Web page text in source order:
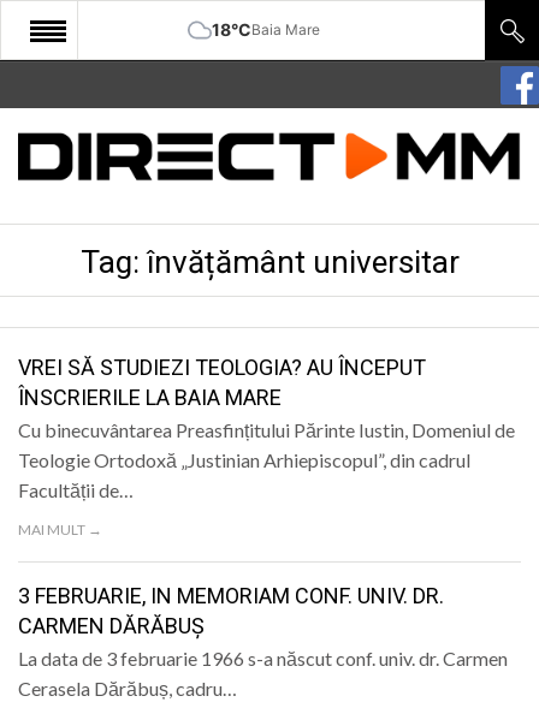
18°CBaia Mare
START
COMUNITATE
CULTURA
SANATATE
SPORT
SPECIAL
POLITIC
Tag:învățământ universitar
VREI SĂ STUDIEZI TEOLOGIA? AU ÎNCEPUT
ÎNSCRIERILE LA BAIA MARE
Cu binecuvântarea Preasfințitului Părinte Iustin, Domeniul de
Teologie Ortodoxă „Justinian Arhiepiscopul”, din cadrul
Facultății de…
MAI MULT →
3 FEBRUARIE, IN MEMORIAM CONF. UNIV. DR.
CARMEN DĂRĂBUȘ
La data de 3 februarie 1966 s-a născut conf. univ. dr. Carmen
Cerasela Dărăbuș, cadru…